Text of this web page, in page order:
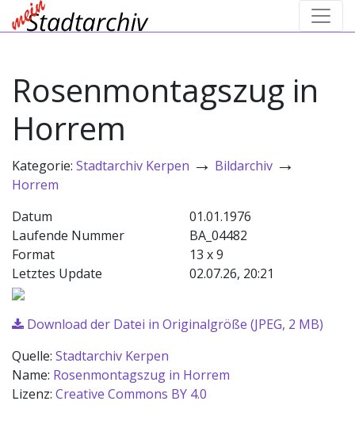
Rosenmontagszug in
Horrem
Kategorie: Stadtarchiv Kerpen → Bildarchiv →
Horrem
Datum
01.01.1976
Laufende Nummer
BA_04482
Format
13 x 9
Letztes Update
02.07.26, 20:21
Download der Datei in Originalgröße (JPEG, 2 MB)
Quelle: Stadtarchiv Kerpen
Name: Rosenmontagszug in Horrem
Lizenz: Creative Commons BY 4.0